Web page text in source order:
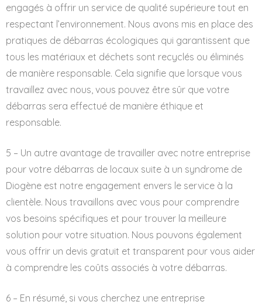
engagés à offrir un service de qualité supérieure tout en
respectant l’environnement. Nous avons mis en place des
pratiques de débarras écologiques qui garantissent que
tous les matériaux et déchets sont recyclés ou éliminés
de manière responsable. Cela signifie que lorsque vous
travaillez avec nous, vous pouvez être sûr que votre
débarras sera effectué de manière éthique et
responsable.
5 – Un autre avantage de travailler avec notre entreprise
pour votre débarras de locaux suite à un syndrome de
Diogène est notre engagement envers le service à la
clientèle. Nous travaillons avec vous pour comprendre
vos besoins spécifiques et pour trouver la meilleure
solution pour votre situation. Nous pouvons également
vous offrir un devis gratuit et transparent pour vous aider
à comprendre les coûts associés à votre débarras.
6 – En résumé, si vous cherchez une entreprise